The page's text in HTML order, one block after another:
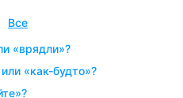
Все
«врядли»?
или «как-будто»?